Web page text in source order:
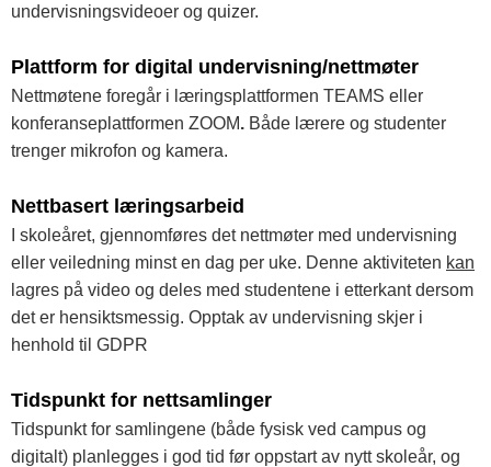
undervisningsvideoer og quizer.
Plattform for digital undervisning/nettmøter
Nettmøtene foregår i læringsplattformen TEAMS eller
konferanseplattformen ZOOM. Både lærere og studenter
trenger mikrofon og kamera.
Nettbasert læringsarbeid
I skoleåret, gjennomføres det nettmøter med undervisning
eller veiledning minst en dag per uke. Denne aktiviteten kan
lagres på video og deles med studentene i etterkant dersom
det er hensiktsmessig. Opptak av undervisning skjer i
henhold til GDPR
Tidspunkt for nettsamlinger
Tidspunkt for samlingene (både fysisk ved campus og
digitalt) planlegges i god tid før oppstart av nytt skoleår, og